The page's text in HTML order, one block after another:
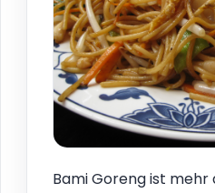
Bami Goreng ist mehr